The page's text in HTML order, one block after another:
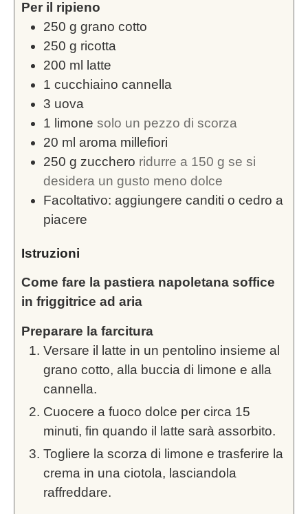
Per il ripieno
250 g grano cotto
250 g ricotta
200 ml
latte
1 cucchiaino cannella
3 uova
1 limone solo un pezzo di scorza
20 ml aroma millefiori
250 g zucchero ridurre a 150 g se si
desidera un gusto meno dolce
Facoltativo: aggiungere canditi o cedro a
piacere
Istruzioni
Come fare la pastiera napoletana soffice
in friggitrice ad aria
Preparare la farcitura
Versare il latte in un pentolino insieme al
grano cotto, alla buccia di limone e alla
cannella.
Cuocere a fuoco dolce per circa 15
minuti, fin quando il latte sarà assorbito.
Togliere la scorza di limone e trasferire la
crema in una ciotola, lasciandola
raffreddare.